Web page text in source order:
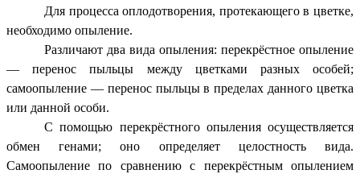
Для процесса оплодотворения, протекающего в цветке,
необходимо опыление.
Различают два вида опыления: перекрёстное опыление
— перенос пыльцы между цветками разных особей;
самоопыление — перенос пыльцы в пределах данного цветка
или данной особи.
С помощью перекрёстного опыления осуществляется
обмен генами; оно определяет целостность вида.
Самоопыление по сравнению с перекрёстным опылением